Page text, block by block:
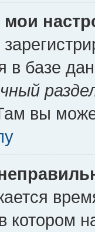
в базе
вы
котором